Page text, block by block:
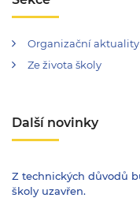
Organizační aktuality
Ze života školy
Další novinky
Z technických důvodů
školy uzavřen.